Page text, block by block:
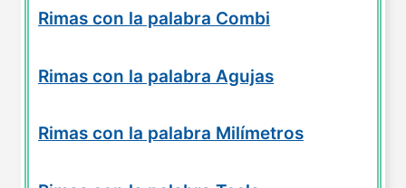
Rimas con la palabra Combi
Rimas con la palabra Agujas
Rimas con la palabra Milímetros